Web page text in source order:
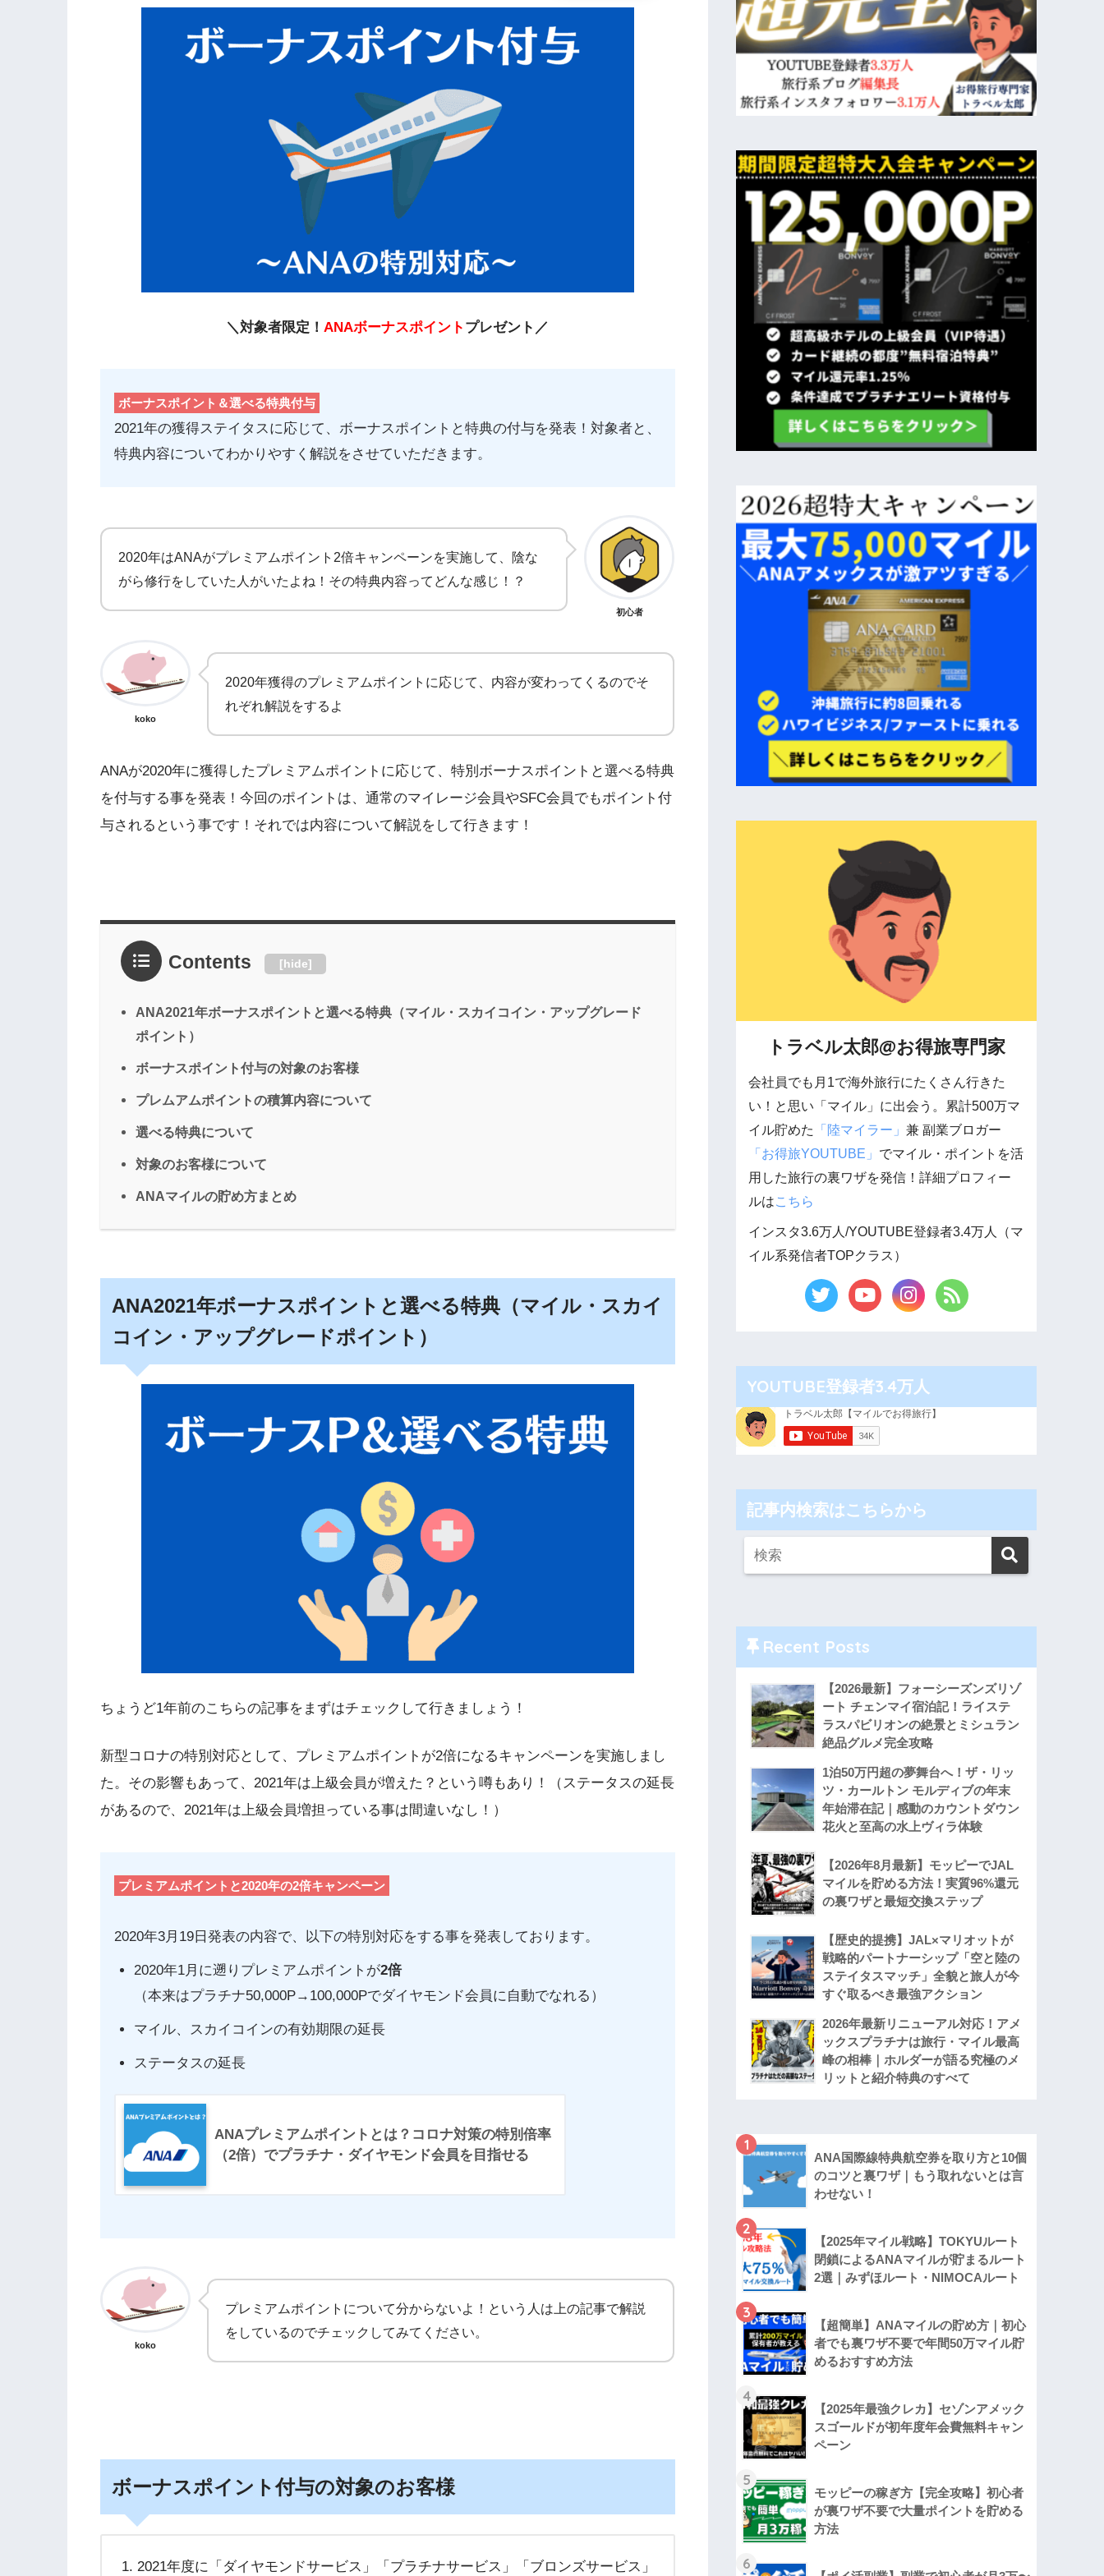
＼対象者限定！ ANAボーナスポイント プレゼント／
ボーナスポイント＆選べる特典付与
2021年の獲得ステイタスに応じて、ボーナスポイントと特典の付与を発表！対象者と、
特典内容についてわかりやすく解説をさせていただきます。
2020年はANAがプレミアムポイント2倍キャンペーンを実施して、陰な
がら修行をしていた人がいたよね！その特典内容ってどんな感じ！？
初心者
koko
2020年獲得のプレミアムポイントに応じて、内容が変わってくるのでそ
れぞれ解説をするよ
ANAが2020年に獲得したプレミアムポイントに応じて、特別ボーナスポイントと選べる特典
を付与する事を発表！今回のポイントは、通常のマイレージ会員やSFC会員でもポイント付
与されるという事です！それでは内容について解説をして行きます！
Contents [hide]
ANA2021年ボーナスポイントと選べる特典（マイル・スカイコイン・アップグレード
ポイント）
ボーナスポイント付与の対象のお客様
プレムアムポイントの積算内容について
選べる特典について
対象のお客様について
ANAマイルの貯め方まとめ
ANA2021年ボーナスポイントと選べる特典（マイル・スカイ
コイン・アップグレードポイント）
ちょうど1年前のこちらの記事をまずはチェックして行きましょう！
新型コロナの特別対応として、プレミアムポイントが2倍になるキャンペーンを実施しまし
た。その影響もあって、2021年は上級会員が増えた？という噂もあり！（ステータスの延長
があるので、2021年は上級会員増担っている事は間違いなし！）
プレミアムポイントと2020年の2倍キャンペーン
2020年3月19日発表の内容で、以下の特別対応をする事を発表しております。
2020年1月に遡りプレミアムポイントが2倍
（本来はプラチナ50,000P→100,000Pでダイヤモンド会員に自動でなれる）
マイル、スカイコインの有効期限の延長
ステータスの延長
ANAプレミアムポイントとは？コロナ対策の特別倍率
（2倍）でプラチナ・ダイヤモンド会員を目指せる
koko
プレミアムポイントについて分からないよ！という人は上の記事で解説
をしているのでチェックしてみてください。
ボーナスポイント付与の対象のお客様
2021年度に「ダイヤモンドサービス」「プラチナサービス」「ブロンズサービス」
トラベル太郎@お得旅専門家
会社員でも月1で海外旅行にたくさん行きた
い！と思い「マイル」に出会う。累計500万マ
イル貯めた
「陸マイラー」兼 副業ブロガー
「お得旅YOUTUBE」 でマイル・ポイントを活
用した旅行の裏ワザを発信！詳細プロフィー
ルはこちら
インスタ3.6万人/YOUTUBE登録者3.4万人（マ
イル系発信者TOPクラス）
YOUTUBE登録者3.4万人
記事内検索はこちらから
Recent Posts
【2026最新】フォーシーズンズリゾ
ート チェンマイ宿泊記！ライステ
ラスパビリオンの絶景とミシュラン
絶品グルメ完全攻略
1泊50万円超の夢舞台へ！ザ・リッ
ツ・カールトン モルディブの年末
年始滞在記｜感動のカウントダウン
花火と至高の水上ヴィラ体験
【2026年8月最新】モッピーでJAL
マイルを貯める方法！実質96%還元
の裏ワザと最短交換ステップ
【歴史的提携】JAL×マリオットが
戦略的パートナーシップ「空と陸の
ステイタスマッチ」全貌と旅人が今
すぐ取るべき最強アクション
2026年最新リニューアル対応！アメ
ックスプラチナは旅行・マイル最高
峰の相棒｜ホルダーが語る究極のメ
リットと紹介特典のすべて
1
ANA国際線特典航空券を取り方と10個
のコツと裏ワザ｜もう取れないとは言
わせない！
2
【2025年マイル戦略】TOKYUルート
閉鎖によるANAマイルが貯まるルート
2選｜みずほルート・NIMOCAルート
3
【超簡単】ANAマイルの貯め方｜初心
者でも裏ワザ不要で年間50万マイル貯
めるおすすめ方法
4
【2025年最強クレカ】セゾンアメック
スゴールドが初年度年会費無料キャン
ペーン
5
モッピーの稼ぎ方【完全攻略】初心者
が裏ワザ不要で大量ポイントを貯める
方法
6